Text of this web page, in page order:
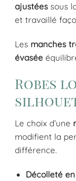
ajustées sous
et travaillé
Les manches
évasée
Robes
Le choix d’une
modifient la
différence.
Décolleté